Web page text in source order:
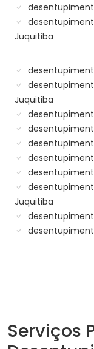
Juquitiba
Juquitiba
Juquitiba
Serviços